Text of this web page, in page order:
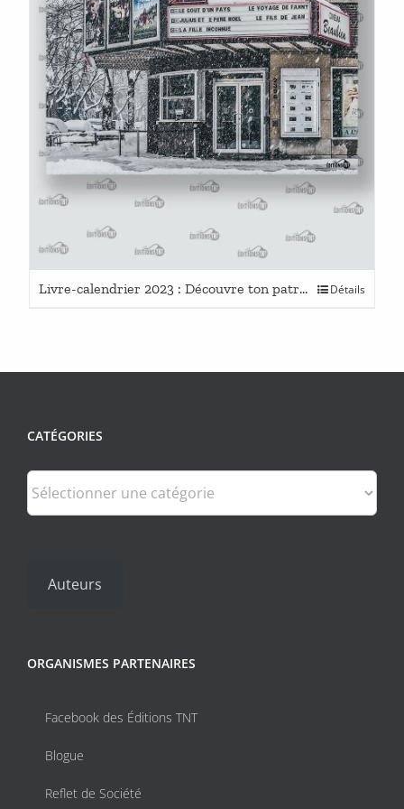
Livre-calendrier 2023 : Découvre ton patrimoine Détails
CATÉGORIES
Catégories
Auteurs
ORGANISMES PARTENAIRES
Facebook des Éditions TNT
Blogue
Reflet de Société